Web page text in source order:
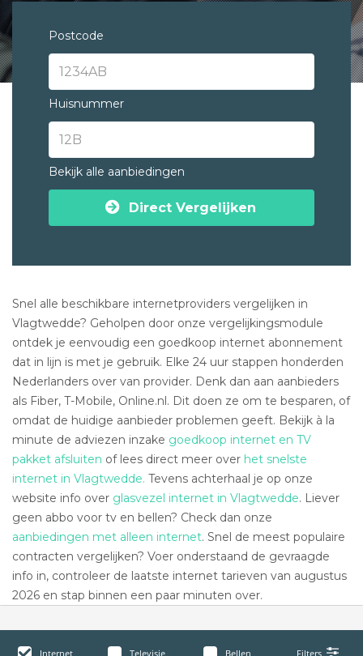
Postcode
Huisnummer
Bekijk alle aanbiedingen
Direct Vergelijken
Snel alle beschikbare internetproviders vergelijken in
Vlagtwedde? Geholpen door onze vergelijkingsmodule
ontdek je eenvoudig een goedkoop internet abonnement
dat in lijn is met je gebruik. Elke 24 uur stappen honderden
Nederlanders over van provider. Denk dan aan aanbieders
als Fiber, T-Mobile, Online.nl. Dit doen ze om te besparen, of
omdat de huidige aanbieder problemen geeft. Bekijk à la
minute de adviezen inzake goedkoop internet en TV
pakket afsluiten of lees direct meer over het snelste
internet in Vlagtwedde. Tevens achterhaal je op onze
website info over glasvezel internet in Vlagtwedde. Liever
geen abbo voor tv en bellen? Check dan onze
aanbiedingen met alleen internet. Snel de meest populaire
contracten vergelijken? Voer onderstaand de gevraagde
info in, controleer de laatste internet tarieven van augustus
2026 en stap binnen een paar minuten over.
Internet Televisie Bellen Filters